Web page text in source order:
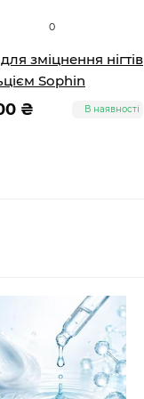
0
зміцнення нігтів
Sophin
₴ В наявності